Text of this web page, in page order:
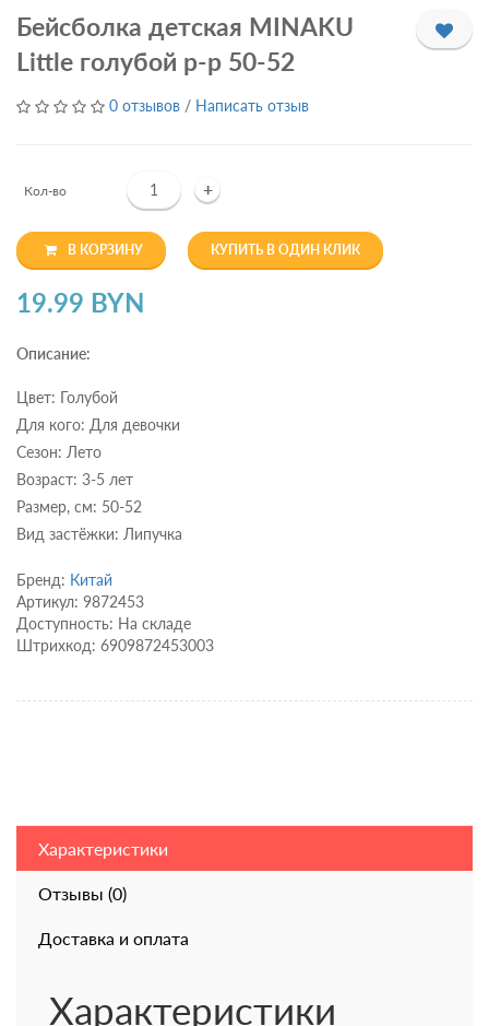
Бейсболка детская MINAKU
Little голубой р-р 50-52
0 отзывов / Написать отзыв
Кол-во +
В КОРЗИНУ КУПИТЬ В ОДИН КЛИК
19.99 BYN
Описание:
Цвет: Голубой
Для кого: Для девочки
Сезон: Лето
Возраст: 3-5 лет
Размер, см: 50-52
Вид застёжки: Липучка
Бренд: Китай
Артикул: 9872453
Доступность: На складе
Штрихкод: 6909872453003
Характеристики
Отзывы (0)
Доставка и оплата
Характеристики